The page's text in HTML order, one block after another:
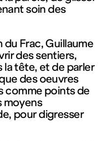
soin des
du Frac, Guillaume
des sentiers,
la tête, et de parler
des oeuvres
comme points de
moyens
pour digresser